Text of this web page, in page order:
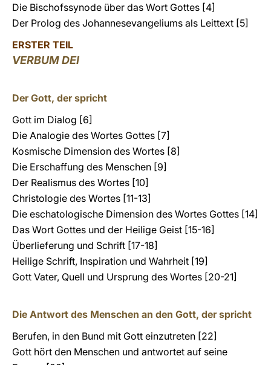
Die Bischofssynode über das Wort Gottes [4]
Der Prolog des Johannesevangeliums als Leittext [5]
ERSTER TEIL
VERBUM DEI
Der Gott, der spricht
Gott im Dialog [6]
Die Analogie des Wortes Gottes [7]
Kosmische Dimension des Wortes [8]
Die Erschaffung des Menschen [9]
Der Realismus des Wortes [10]
Christologie des Wortes [11-13]
Die eschatologische Dimension des Wortes Gottes [14]
Das Wort Gottes und der Heilige Geist [15-16]
Überlieferung und Schrift [17-18]
Heilige Schrift, Inspiration und Wahrheit [19]
Gott Vater, Quell und Ursprung des Wortes [20-21]
Die Antwort des Menschen an den Gott, der spricht
Berufen, in den Bund mit Gott einzutreten [22]
Gott hört den Menschen und antwortet auf seine